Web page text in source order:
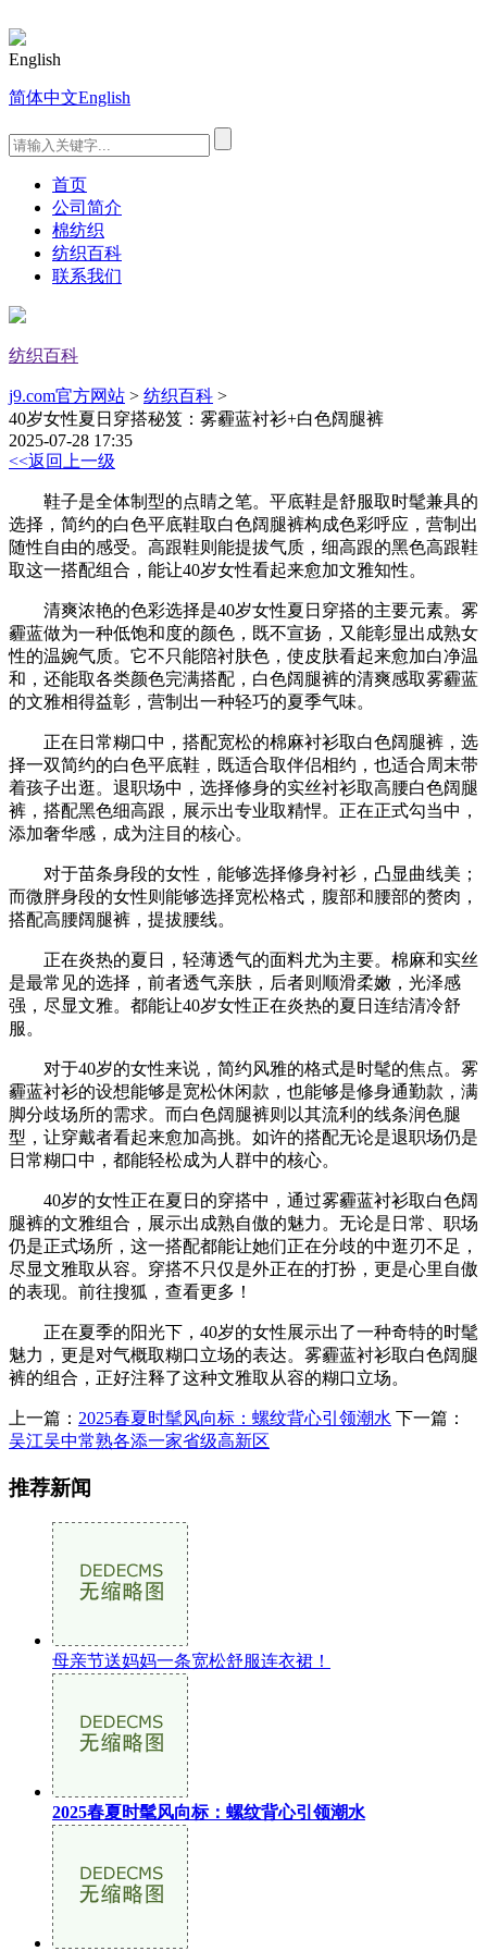
English
简体中文English
首页
公司简介
棉纺织
纺织百科
联系我们
纺织百科
j9.com官方网站 > 纺织百科 >
40岁女性夏日穿搭秘笈：雾霾蓝衬衫+白色阔腿裤
2025-07-28 17:35
<<返回上一级
鞋子是全体制型的点睛之笔。平底鞋是舒服取时髦兼具的
选择，简约的白色平底鞋取白色阔腿裤构成色彩呼应，营制出
随性自由的感受。高跟鞋则能提拔气质，细高跟的黑色高跟鞋
取这一搭配组合，能让40岁女性看起来愈加文雅知性。
清爽浓艳的色彩选择是40岁女性夏日穿搭的主要元素。雾
霾蓝做为一种低饱和度的颜色，既不宣扬，又能彰显出成熟女
性的温婉气质。它不只能陪衬肤色，使皮肤看起来愈加白净温
和，还能取各类颜色完满搭配，白色阔腿裤的清爽感取雾霾蓝
的文雅相得益彰，营制出一种轻巧的夏季气味。
正在日常糊口中，搭配宽松的棉麻衬衫取白色阔腿裤，选
择一双简约的白色平底鞋，既适合取伴侣相约，也适合周末带
着孩子出逛。退职场中，选择修身的实丝衬衫取高腰白色阔腿
裤，搭配黑色细高跟，展示出专业取精悍。正在正式勾当中，
添加奢华感，成为注目的核心。
对于苗条身段的女性，能够选择修身衬衫，凸显曲线美；
而微胖身段的女性则能够选择宽松格式，腹部和腰部的赘肉，
搭配高腰阔腿裤，提拔腰线。
正在炎热的夏日，轻薄透气的面料尤为主要。棉麻和实丝
是最常见的选择，前者透气亲肤，后者则顺滑柔嫩，光泽感
强，尽显文雅。都能让40岁女性正在炎热的夏日连结清冷舒
服。
对于40岁的女性来说，简约风雅的格式是时髦的焦点。雾
霾蓝衬衫的设想能够是宽松休闲款，也能够是修身通勤款，满
脚分歧场所的需求。而白色阔腿裤则以其流利的线条润色腿
型，让穿戴者看起来愈加高挑。如许的搭配无论是退职场仍是
日常糊口中，都能轻松成为人群中的核心。
40岁的女性正在夏日的穿搭中，通过雾霾蓝衬衫取白色阔
腿裤的文雅组合，展示出成熟自傲的魅力。无论是日常、职场
仍是正式场所，这一搭配都能让她们正在分歧的中逛刃不足，
尽显文雅取从容。穿搭不只仅是外正在的打扮，更是心里自傲
的表现。前往搜狐，查看更多！
正在夏季的阳光下，40岁的女性展示出了一种奇特的时髦
魅力，更是对气概取糊口立场的表达。雾霾蓝衬衫取白色阔腿
裤的组合，正好注释了这种文雅取从容的糊口立场。
上一篇： 2025春夏时髦风向标：螺纹背心引领潮水 下一篇：
吴江吴中常熟各添一家省级高新区
推荐新闻
母亲节送妈妈一条宽松舒服连衣裙！
2025春夏时髦风向标：螺纹背心引领潮水